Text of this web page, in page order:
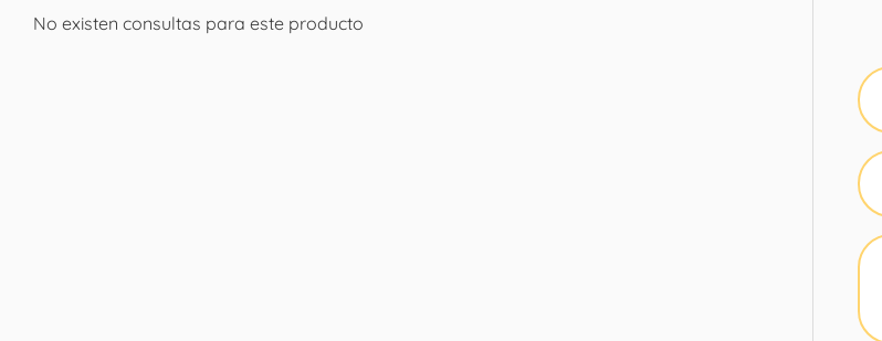
No existen consultas para este producto